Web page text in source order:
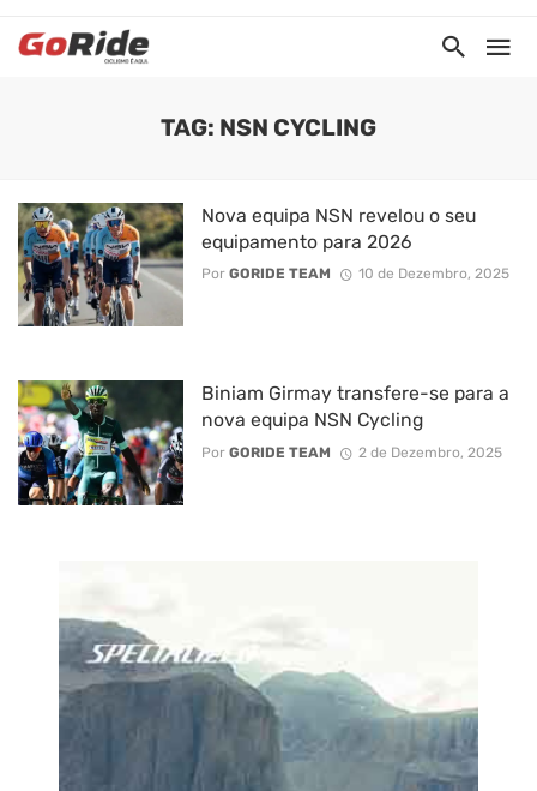
TAG: NSN CYCLING
Nova equipa NSN revelou o seu
equipamento para 2026
Por GORIDE TEAM 10 de Dezembro, 2025
Biniam Girmay transfere-se para a
nova equipa NSN Cycling
Por GORIDE TEAM 2 de Dezembro, 2025